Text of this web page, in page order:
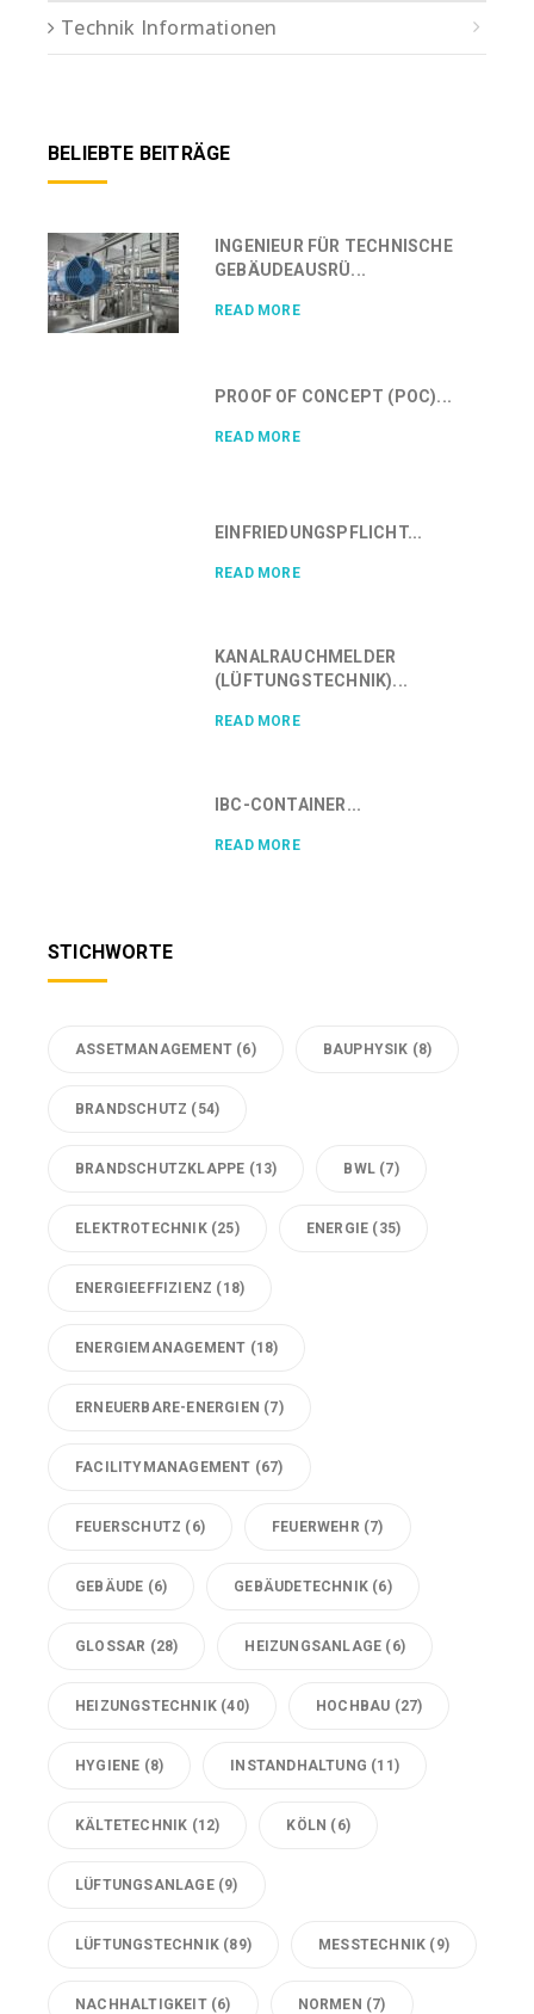
Technik Informationen
BELIEBTE BEITRÄGE
INGENIEUR FÜR TECHNISCHE
GEBÄUDEAUSRÜ...
READ MORE
PROOF OF CONCEPT (POC)...
READ MORE
EINFRIEDUNGSPFLICHT...
READ MORE
KANALRAUCHMELDER
(LÜFTUNGSTECHNIK)...
READ MORE
IBC-CONTAINER...
READ MORE
STICHWORTE
ASSETMANAGEMENT (6) BAUPHYSIK (8)
BRANDSCHUTZ (54)
BRANDSCHUTZKLAPPE (13) BWL (7)
ELEKTROTECHNIK(25) ENERGIE (35)
ENERGIEEFFIZIENZ (18)
ENERGIEMANAGEMENT (18)
ERNEUERBARE-ENERGIEN (7)
FACILITYMANAGEMENT (67)
FEUERSCHUTZ (6) FEUERWEHR (7)
GEBÄUDE (6) GEBÄUDETECHNIK (6)
GLOSSAR (28) HEIZUNGSANLAGE (6)
HEIZUNGSTECHNIK (40) HOCHBAU (27)
HYGIENE (8) INSTANDHALTUNG (11)
KÄLTETECHNIK (12) KÖLN (6)
LÜFTUNGSANLAGE(9)
LÜFTUNGSTECHNIK (89) MESSTECHNIK (9)
NACHHALTIGKEIT(6) NORMEN (7)